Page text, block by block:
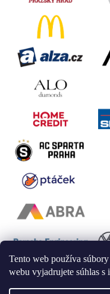
Tento web používa
webu vyjadrujete súhlas s